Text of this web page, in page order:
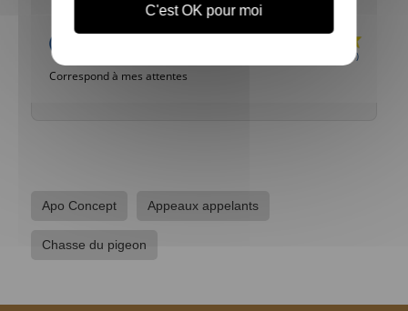
Acheteur Vérifié
(Date de commande : 28/09/2018)
Correspond à mes attentes
Apo Concept Appeaux appelants
Chasse du pigeon
C'est OK pour moi